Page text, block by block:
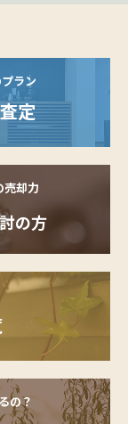
ラン
定
売却力
の方
の？